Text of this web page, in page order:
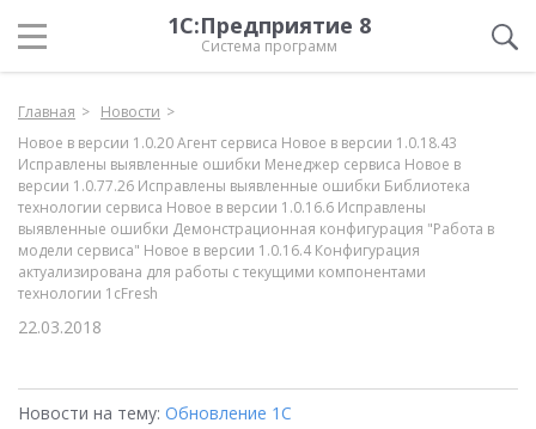
1С:Предприятие 8
Система программ
Главная
Новости
Новое в версии 1.0.20 Агент сервиса Новое в версии 1.0.18.43
Исправлены выявленные ошибки Менеджер сервиса Новое в
версии 1.0.77.26 Исправлены выявленные ошибки Библиотека
технологии сервиса Новое в версии 1.0.16.6 Исправлены
выявленные ошибки Демонстрационная конфигурация "Работа в
модели сервиса" Новое в версии 1.0.16.4 Конфигурация
актуализирована для работы с текущими компонентами
технологии 1cFresh
22.03.2018
Новости на тему: Обновление 1С